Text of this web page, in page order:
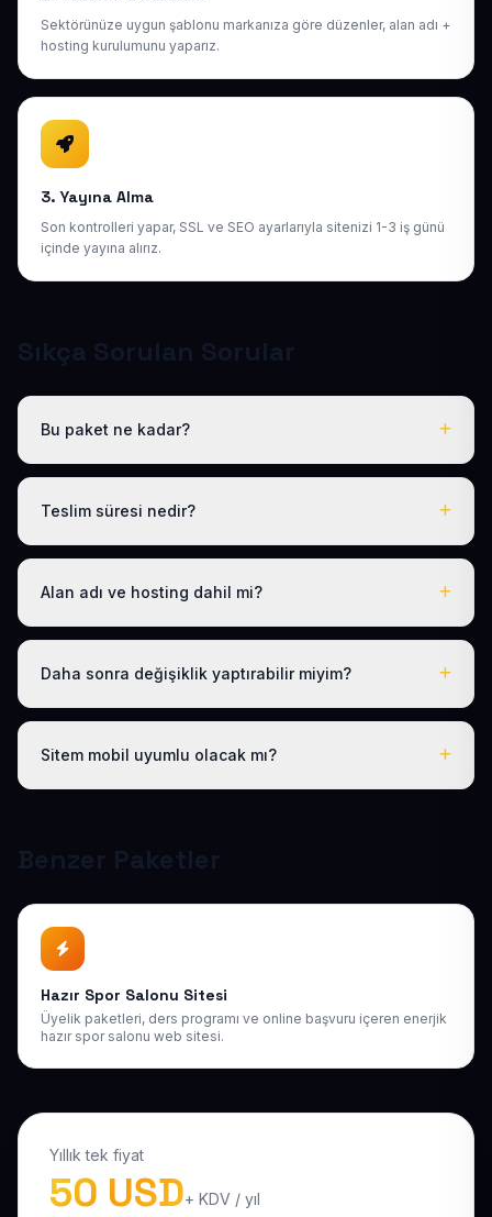
Sektörünüze uygun şablonu markanıza göre düzenler, alan adı +
hosting kurulumunu yaparız.
3. Yayına Alma
Son kontrolleri yapar, SSL ve SEO ayarlarıyla sitenizi 1-3 iş günü
içinde yayına alırız.
Sıkça Sorulan Sorular
Bu paket ne kadar?
Tüm sektörel paketlerimiz gibi Hazır Fitness Sitesi de
alan adı, hosting, SSL ve temel SEO dahildir; gizli ücret
yoktur.
Teslim süresi nedir?
Logo, iletişim ve tanıtım metinlerinizi ilettikten sonra
Alan adı ve hosting dahil mi?
Evet. Yıllık paket ücretine ücretsiz .com.tr alan adı ve
Daha sonra değişiklik yaptırabilir miyim?
Evet. Teslimden sonra ilk 30 gün ücretsiz revizyon
destek sağlıyoruz. Sonraki yıllarda da uygun bakım
paketlerimiz mevcuttur.
Sitem mobil uyumlu olacak mı?
Google mobil sıralamasına uygundur.
Benzer Paketler
Hazır Spor Salonu Sitesi
Üyelik paketleri, ders programı ve online başvuru içeren enerjik
hazır spor salonu web sitesi.
Yıllık tek fiyat
50 USD+ KDV / yıl